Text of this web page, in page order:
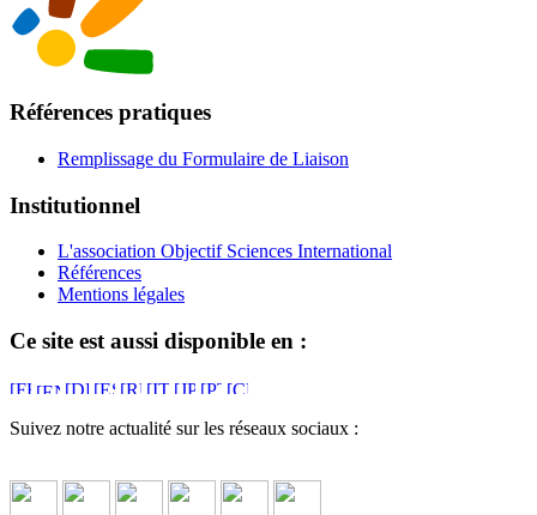
Références pratiques
Remplissage du Formulaire de Liaison
Institutionnel
L'association Objectif Sciences International
Références
Mentions légales
Ce site est aussi disponible en :
Suivez notre actualité sur les réseaux sociaux :